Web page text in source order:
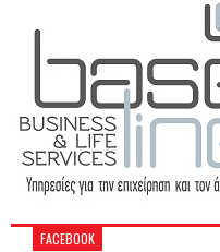
FACEBOOK